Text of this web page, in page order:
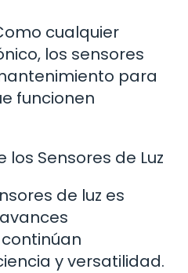
cualquier
los sensores
para
funcionen
Sensores de Luz
de luz es
y versatilidad.